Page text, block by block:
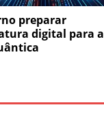
preparar
digital para a